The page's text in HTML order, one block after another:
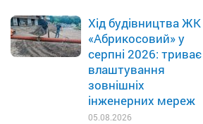
Хід будівництва ЖК
«Абрикосовий» у
серпні 2026: триває
влаштування
зовнішніх
інженерних мереж
05.08.2026